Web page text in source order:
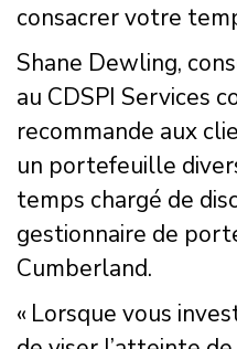
consacrer votre
Shane Dewling,
au CDSPI Services
recommande aux
un portefeuille
temps chargé de
gestionnaire de
Cumberland.
« Lorsque vous